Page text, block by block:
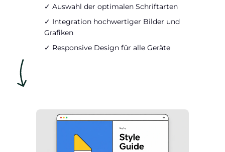
✓ Auswahl der optimalen Schriftarten
✓ Integration hochwertiger Bilder und
Grafiken
✓ Responsive Design für alle Geräte